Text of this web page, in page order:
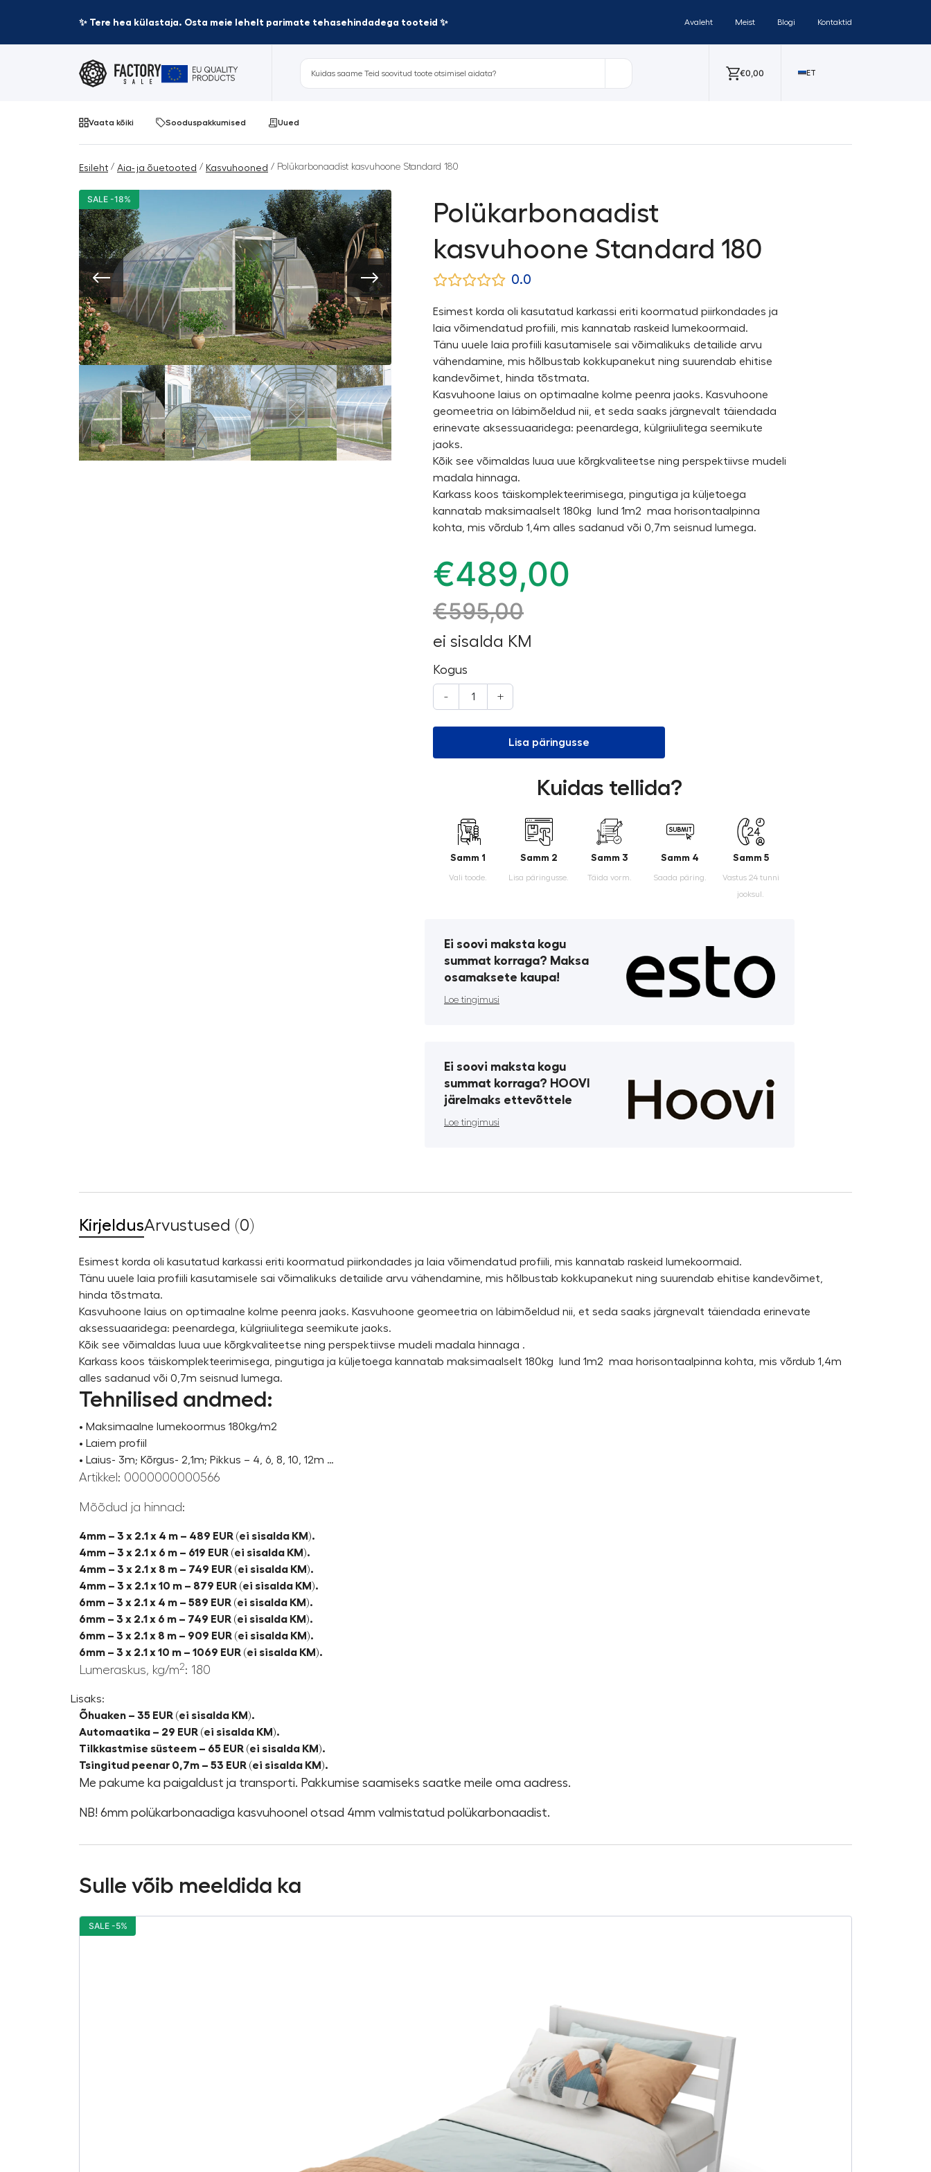
✨ Tere hea külastaja. Osta meie lehelt parimate tehasehindadega tooteid ✨ Avaleht Meist Blogi Kontaktid
€0,00 ET
Vaata kõiki Sooduspakkumised Uued
Esileht / Aia- ja õuetooted / Kasvuhooned / Polükarbonaadist kasvuhoone Standard 180
SALE -18%
Polükarbonaadist
kasvuhoone Standard 180
0.0
Esimest korda oli kasutatud karkassi eriti koormatud piirkondades ja
laia võimendatud profiili, mis kannatab raskeid lumekoormaid.
Tänu uuele laia profiili kasutamisele sai võimalikuks detailide arvu
vähendamine, mis hõlbustab kokkupanekut ning suurendab ehitise
kandevõimet, hinda tõstmata.
Kasvuhoone laius on optimaalne kolme peenra jaoks. Kasvuhoone
geomeetria on läbimõeldud nii, et seda saaks järgnevalt täiendada
erinevate aksessuaaridega: peenardega, külgriiulitega seemikute
jaoks.
Kõik see võimaldas luua uue kõrgkvaliteetse ning perspektiivse mudeli
madala hinnaga.
Karkass koos täiskomplekteerimisega, pingutiga ja küljetoega
kannatab maksimaalselt 180kg lund 1m2 maa horisontaalpinna
kohta, mis võrdub 1,4m alles sadanud või 0,7m seisnud lumega.
€489,00
€595,00
ei sisalda KM
Kogus
- +
Lisa päringusse
Kuidas tellida?
Samm 1
Vali toode.
Samm 2
Lisa päringusse.
Samm 3
Täida vorm.
Samm 4
Saada päring.
Samm 5
Vastus 24 tunni
jooksul.
Ei soovi maksta kogu
summat korraga? Maksa
osamaksete kaupa!
Loe tingimusi
Ei soovi maksta kogu
summat korraga? HOOVI
järelmaks ettevõttele
Loe tingimusi
KirjeldusArvustused (0)
Esimest korda oli kasutatud karkassi eriti koormatud piirkondades ja laia võimendatud profiili, mis kannatab raskeid lumekoormaid.
Tänu uuele laia profiili kasutamisele sai võimalikuks detailide arvu vähendamine, mis hõlbustab kokkupanekut ning suurendab ehitise kandevõimet,
hinda tõstmata.
Kasvuhoone laius on optimaalne kolme peenra jaoks. Kasvuhoone geomeetria on läbimõeldud nii, et seda saaks järgnevalt täiendada erinevate
aksessuaaridega: peenardega, külgriiulitega seemikute jaoks.
Kõik see võimaldas luua uue kõrgkvaliteetse ning perspektiivse mudeli madala hinnaga .
Karkass koos täiskomplekteerimisega, pingutiga ja küljetoega kannatab maksimaalselt 180kg lund 1m2 maa horisontaalpinna kohta, mis võrdub 1,4m
alles sadanud või 0,7m seisnud lumega.
Tehnilised andmed:
• Maksimaalne lumekoormus 180kg/m2
• Laiem profiil
• Laius- 3m; Kõrgus- 2,1m; Pikkus – 4, 6, 8, 10, 12m …
Artikkel: 0000000000566
Mõõdud ja hinnad:
4mm – 3 x 2.1 x 4 m – 489 EUR (ei sisalda KM).
4mm – 3 x 2.1 x 6 m – 619 EUR (ei sisalda KM).
4mm – 3 x 2.1 x 8 m – 749 EUR (ei sisalda KM).
4mm – 3 x 2.1 x 10 m – 879 EUR (ei sisalda KM).
6mm – 3 x 2.1 x 4 m – 589 EUR (ei sisalda KM).
6mm – 3 x 2.1 x 6 m – 749 EUR (ei sisalda KM).
6mm – 3 x 2.1 x 8 m – 909 EUR (ei sisalda KM).
6mm – 3 x 2.1 x 10 m – 1069 EUR (ei sisalda KM).
Lumeraskus, kg/m2: 180
Lisaks:
Õhuaken – 35 EUR (ei sisalda KM).
Automaatika – 29 EUR (ei sisalda KM).
Tilkkastmise süsteem – 65 EUR (ei sisalda KM).
Tsingitud peenar 0,7m – 53 EUR (ei sisalda KM).
Me pakume ka paigaldust ja transporti. Pakkumise saamiseks saatke meile oma aadress.
NB! 6mm polükarbonaadiga kasvuhoonel otsad 4mm valmistatud polükarbonaadist.
Sulle võib meeldida ka
SALE -5%